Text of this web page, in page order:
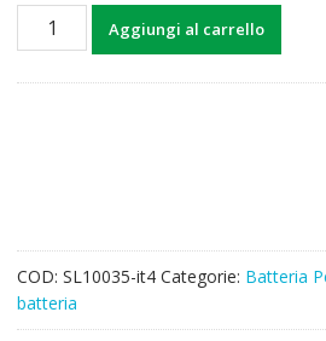
Batteria
Aggiungi al carrello
COD: SL10035-it4 Categorie: Batteria
batteria